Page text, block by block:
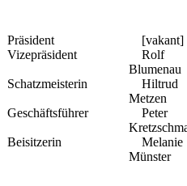
Präsident
[vakant]
Vizepräsident
Rolf
Blumenau
Schatzmeisterin
Hiltrud
Metzen
Geschäftsführer
Peter
Beisitzerin
Melanie
Münster